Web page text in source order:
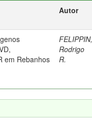
Autor
em Rebanhos
FELIPPIN,
Rodrigo
R.